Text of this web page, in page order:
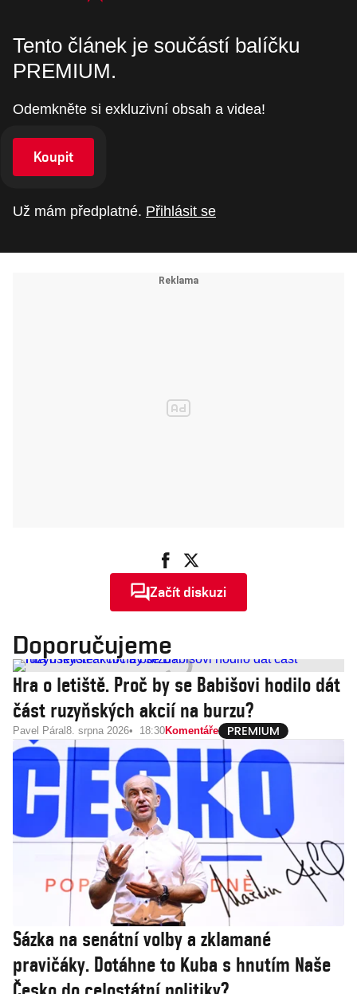
Tento článek je součástí balíčku
PREMIUM.
Odemkněte si exkluzivní obsah a videa!
Koupit
Už mám předplatné. Přihlásit se
Začít diskuzi
Doporučujeme
Hra o letiště. Proč by se Babišovi hodilo dát
část ruzyňských akcií na burzu?
Pavel Páral 8. srpna 2026 18:30Komentáře
Sázka na senátní volby a zklamané
pravičáky. Dotáhne to Kuba s hnutím Naše